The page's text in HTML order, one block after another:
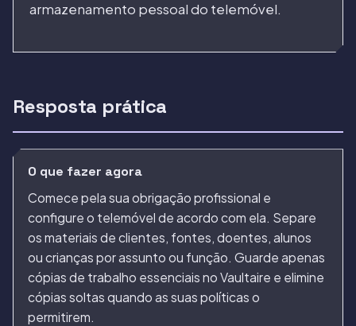
armazenamento pessoal do telemóvel.
Resposta prática
O que fazer agora
Comece pela sua obrigação profissional e
configure o telemóvel de acordo com ela. Separe
os materiais de clientes, fontes, doentes, alunos
ou crianças por assunto ou função. Guarde apenas
cópias de trabalho essenciais no Vaultaire e elimine
cópias soltas quando as suas políticas o
permitirem.